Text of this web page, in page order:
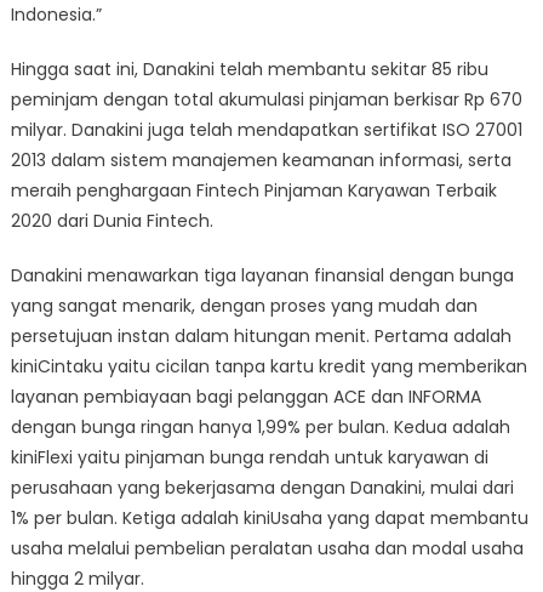
Indonesia.”
Hingga saat ini, Danakini telah membantu sekitar 85 ribu
peminjam dengan total akumulasi pinjaman berkisar Rp 670
milyar. Danakini juga telah mendapatkan sertifikat ISO 27001
2013 dalam sistem manajemen keamanan informasi, serta
meraih penghargaan Fintech Pinjaman Karyawan Terbaik
2020 dari Dunia Fintech.
Danakini menawarkan tiga layanan finansial dengan bunga
yang sangat menarik, dengan proses yang mudah dan
persetujuan instan dalam hitungan menit. Pertama adalah
kiniCintaku yaitu cicilan tanpa kartu kredit yang memberikan
layanan pembiayaan bagi pelanggan ACE dan INFORMA
dengan bunga ringan hanya 1,99% per bulan. Kedua adalah
kiniFlexi yaitu pinjaman bunga rendah untuk karyawan di
perusahaan yang bekerjasama dengan Danakini, mulai dari
1% per bulan. Ketiga adalah kiniUsaha yang dapat membantu
usaha melalui pembelian peralatan usaha dan modal usaha
hingga 2 milyar.